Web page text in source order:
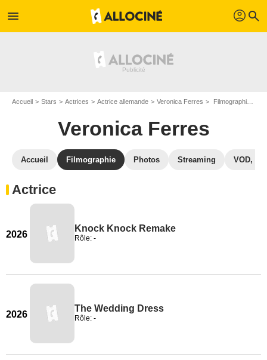
menu profil search
Accueil Stars Actrices Actrice allemande Veronica Ferres Filmographie Veronica Ferres
Veronica Ferres
Accueil Filmographie Photos Streaming VOD,
Actrice
2026
Knock Knock Remake
Rôle: -
2026
The Wedding Dress
Rôle: -